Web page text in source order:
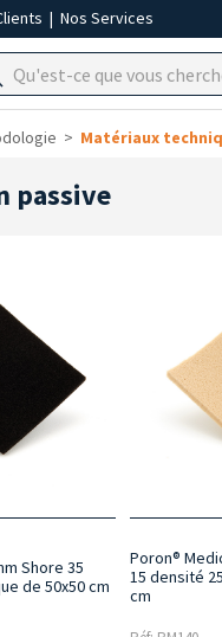
| Nos Services
Matériaux
passive
Shore 35
de 50x50 cm
Poron®
15 densité
cm